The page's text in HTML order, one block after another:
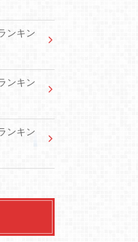
ンキン
ンキン
ンキン